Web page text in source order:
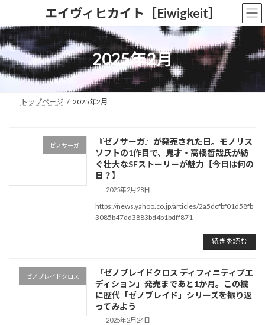
テ
ン
ツ
へ
ス
ゲ
ー
シ
ョ
ン
エイヴィヒカイト［Eiwigkeit］
2025年2月
トップページ 2025年2月
ゼノサーガ
『ゼノサーガ』が発売された日。モノリス
ソフトの1作目で、鬼才・高橋哲哉氏が紡
ぐ壮大なSFストーリーが魅力【今日は何の
日？】
2025年2月28日
https://news.yahoo.co.jp/articles/2a5dcfbf01d58fb
3085b47dd3883bd4b1bdff871
続きを読む
ゼノブレイドクロス
「ゼノブレイドクロス ディフィニティブエ
ディション」発売まであと1か月。この機
に歴代「ゼノブレイド」シリーズを振り返
ってみよう
2025年2月24日